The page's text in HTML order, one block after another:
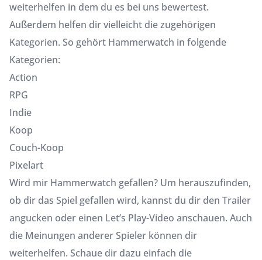
weiterhelfen in dem du es bei uns bewertest.
Außerdem helfen dir vielleicht die zugehörigen
Kategorien. So gehört Hammerwatch in folgende
Kategorien:
Action
RPG
Indie
Koop
Couch-Koop
Pixelart
Wird mir Hammerwatch gefallen? Um herauszufinden,
ob dir das Spiel gefallen wird, kannst du dir den Trailer
angucken oder einen Let’s Play-Video anschauen. Auch
die Meinungen anderer Spieler können dir
weiterhelfen. Schaue dir dazu einfach die